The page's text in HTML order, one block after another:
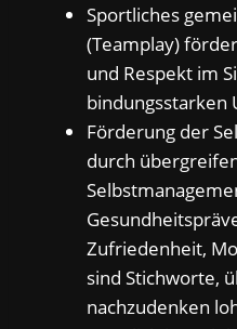
Sportliches
(Teamplay)
und Respekt im
Förderung der
durch
Zufriedenheit,
sind Stichworte,
nachzudenken